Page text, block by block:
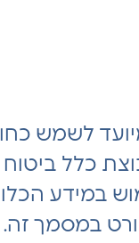
לשמש
כלל
במידע
במסמך זה.